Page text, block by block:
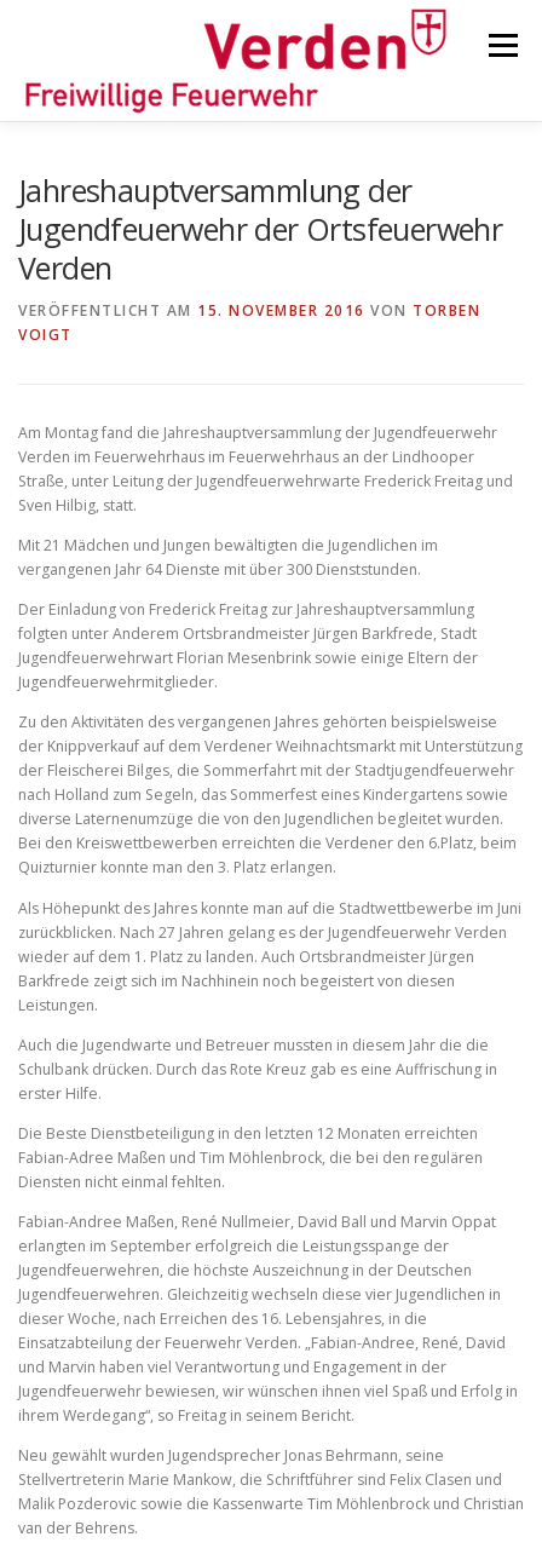
Menü
ORTSFEUERWEHREN
TIPPS/TRICKS
Jahreshauptversammlung der
Jugendfeuerwehr der Ortsfeuerwehr
Verden
VERÖFFENTLICHT AM 15. NOVEMBER 2016 VON TORBEN
VOIGT
Am Montag fand die Jahreshauptversammlung der Jugendfeuerwehr
Verden im Feuerwehrhaus im Feuerwehrhaus an der Lindhooper
Straße, unter Leitung der Jugendfeuerwehrwarte Frederick Freitag und
Sven Hilbig, statt.
Mit 21 Mädchen und Jungen bewältigten die Jugendlichen im
vergangenen Jahr 64 Dienste mit über 300 Dienststunden.
Der Einladung von Frederick Freitag zur Jahreshauptversammlung
folgten unter Anderem Ortsbrandmeister Jürgen Barkfrede, Stadt
Jugendfeuerwehrwart Florian Mesenbrink sowie einige Eltern der
Jugendfeuerwehrmitglieder.
Zu den Aktivitäten des vergangenen Jahres gehörten beispielsweise
der Knippverkauf auf dem Verdener Weihnachtsmarkt mit Unterstützung
der Fleischerei Bilges, die Sommerfahrt mit der Stadtjugendfeuerwehr
nach Holland zum Segeln, das Sommerfest eines Kindergartens sowie
diverse Laternenumzüge die von den Jugendlichen begleitet wurden.
Bei den Kreiswettbewerben erreichten die Verdener den 6.Platz, beim
Quizturnier konnte man den 3. Platz erlangen.
Als Höhepunkt des Jahres konnte man auf die Stadtwettbewerbe im Juni
zurückblicken. Nach 27 Jahren gelang es der Jugendfeuerwehr Verden
wieder auf dem 1. Platz zu landen. Auch Ortsbrandmeister Jürgen
Barkfrede zeigt sich im Nachhinein noch begeistert von diesen
Leistungen.
Auch die Jugendwarte und Betreuer mussten in diesem Jahr die die
Schulbank drücken. Durch das Rote Kreuz gab es eine Auffrischung in
erster Hilfe.
Die Beste Dienstbeteiligung in den letzten 12 Monaten erreichten
Fabian-Adree Maßen und Tim Möhlenbrock, die bei den regulären
Diensten nicht einmal fehlten.
Fabian-Andree Maßen, René Nullmeier, David Ball und Marvin Oppat
erlangten im September erfolgreich die Leistungsspange der
Jugendfeuerwehren, die höchste Auszeichnung in der Deutschen
Jugendfeuerwehren. Gleichzeitig wechseln diese vier Jugendlichen in
dieser Woche, nach Erreichen des 16. Lebensjahres, in die
Einsatzabteilung der Feuerwehr Verden. „Fabian-Andree, René, David
und Marvin haben viel Verantwortung und Engagement in der
Jugendfeuerwehr bewiesen, wir wünschen ihnen viel Spaß und Erfolg in
ihrem Werdegang“, so Freitag in seinem Bericht.
Neu gewählt wurden Jugendsprecher Jonas Behrmann, seine
Stellvertreterin Marie Mankow, die Schriftführer sind Felix Clasen und
Malik Pozderovic sowie die Kassenwarte Tim Möhlenbrock und Christian
van der Behrens.